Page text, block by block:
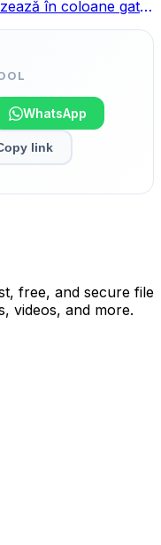
în coloane gata
WhatsApp
link
free, and secure file
videos, and more.